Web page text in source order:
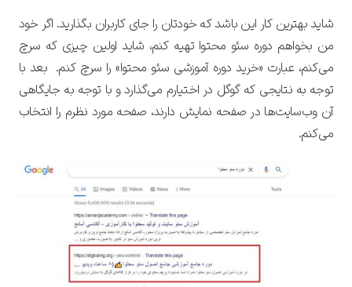
شاید بهترین کار این باشد که خودتان را جای کاربران بگذارید. اگر خود
من بخواهم دوره سئو محتوا تهیه کنم، شاید اولین چیزی که سرچ
می‌کنم، عبارت «خرید دوره آموزشی سئو محتوا» را سرچ کنم. بعد با
توجه به نتایجی که گوگل در اختیارم می‌گذارد و با توجه به جایگاهی
آن وب‌سایت‌ها در صفحه نمایش دارند، صفحه مورد نظرم را انتخاب
می‌کنم.